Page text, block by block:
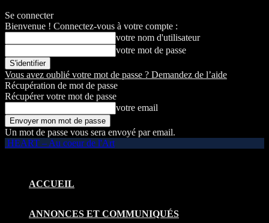
Se connecter
Bienvenue ! Connectez-vous à votre compte :
votre nom d'utilisateur
votre mot de passe
Vous avez oublié votre mot de passe ? Demandez de l’aide
Récupération de mot de passe
Récupérer votre mot de passe
votre email
Un mot de passe vous sera envoyé par email.
HEART – Au coeur de l'Art
ACCUEIL
ANNONCES ET COMMUNIQUÉS